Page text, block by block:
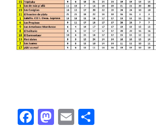
Facebook
Mastodon
Email